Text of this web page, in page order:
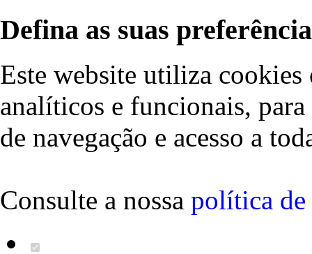
Defina as suas
Este website utiliza cookies
analíticos e funcionais,
de navegação e acesso a
Consulte a nossa política de